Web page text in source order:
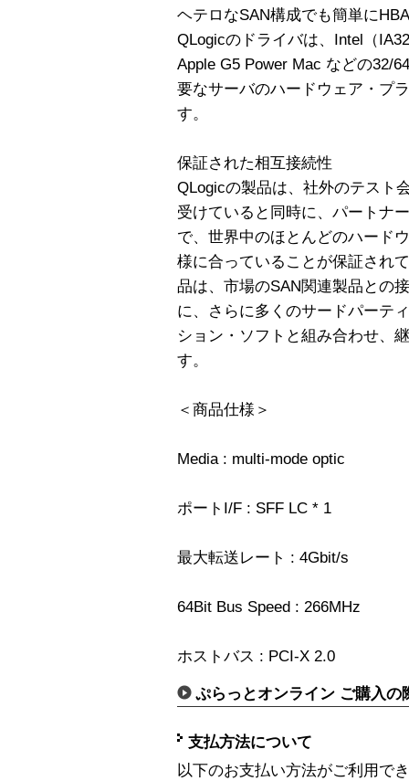
ヘテロなSAN構成でも簡単に
QLogicのドライバは、Intel（
Apple G5 Power Mac などの32/
要なサーバのハードウェア・プ
す。
保証された相互接続性
QLogicの製品は、社外のテスト
受けていると同時に、パートナ
で、世界中のほとんどのハード
様に合っていることが保証され
品は、市場のSAN関連製品との
に、さらに多くのサードパーテ
ション・ソフトと組み合わせ、
す。
＜商品仕様＞
Media : multi-mode optic
ポートI/F : SFF LC * 1
最大転送レート : 4Gbit/s
64Bit Bus Speed : 266MHz
ホストバス : PCI-X 2.0
ぷらっとオンライン ご購入の
支払方法について
以下のお支払い方法がご利用で